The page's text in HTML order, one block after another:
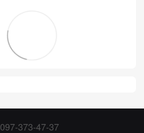
097-373-47-37